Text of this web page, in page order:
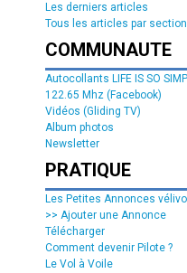
Les derniers articles
Tous les articles par section
COMMUNAUTE
Autocollants LIFE IS SO
122.65 Mhz (Facebook)
Vidéos (Gliding TV)
Album photos
Newsletter
PRATIQUE
Les Petites Annonces
>> Ajouter une Annonce
Télécharger
Comment devenir Pilote ?
Le Vol à Voile